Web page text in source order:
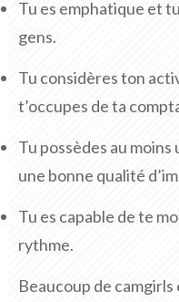
Tu es emphatique et
gens.
Tu considères ton
t’occupes de ta
Tu possèdes au
une bonne qualité
Tu es capable de te
rythme.
Beaucoup de camgirls